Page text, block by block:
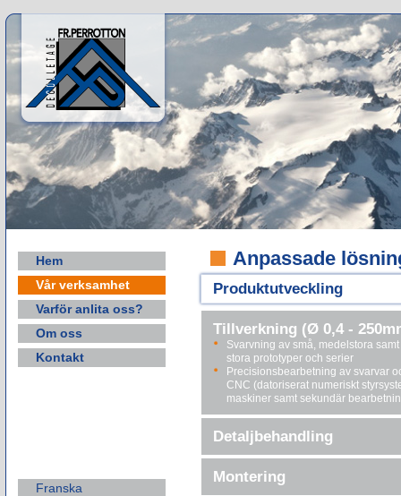
Hem
Vår verksamhet
Varför anlita oss?
Om oss
Kontakt
Franska
Anpassade
Produktutveckling
Tillverkning (Ø 0,4 -
Svarvning av små, medelstora samt
stora prototyper och serier
Precisionsbearbetning av svarvar
CNC (datoriserat numeriskt
maskiner samt sekundär
Detaljbehandling
Montering